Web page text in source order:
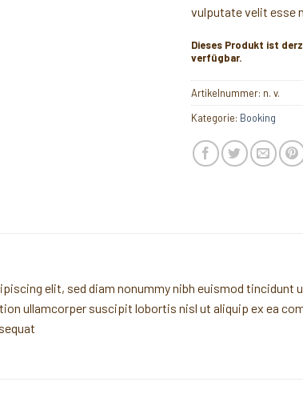
vulputate velit esse
Dieses Produkt ist
verfügbar.
Artikelnummer: n. v.
Kategorie: Booking
elit, sed diam nonummy nibh euismod tincidunt
ullamcorper suscipit lobortis nisl ut aliquip ex ea